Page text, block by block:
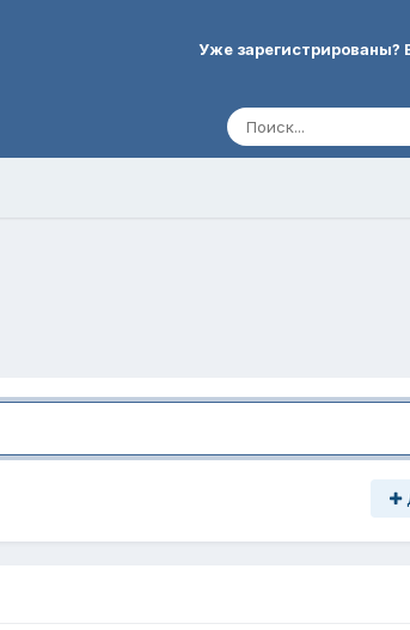
Уже зарегистрированы?